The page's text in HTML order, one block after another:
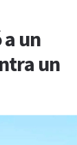
un
un